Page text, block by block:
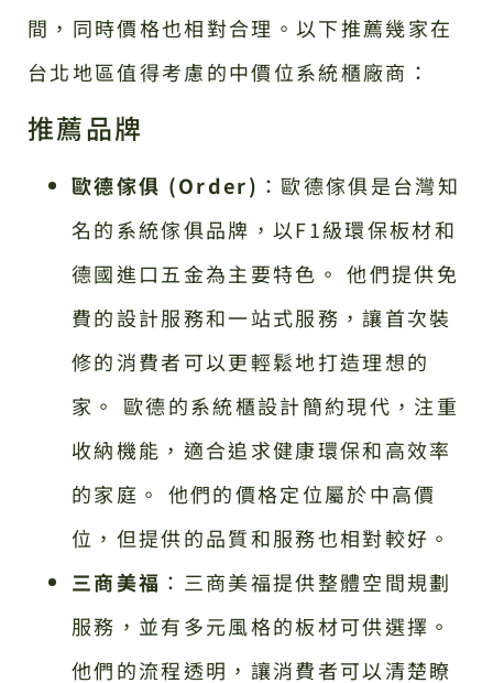
間，同時價格也相對合理。以下推薦幾家在
台北地區值得考慮的中價位系統櫃廠商：
推薦品牌
歐德傢俱 (Order) ：歐德傢俱是台灣知
名的系統傢俱品牌，以F1級環保板材和
德國進口五金為主要特色。 他們提供免
費的設計服務和一站式服務，讓首次裝
修的消費者可以更輕鬆地打造理想的
家。 歐德的系統櫃設計簡約現代，注重
收納機能，適合追求健康環保和高效率
的家庭。 他們的價格定位屬於中高價
位，但提供的品質和服務也相對較好。
三商美福 ：三商美福提供整體空間規劃
服務，並有多元風格的板材可供選擇。
他們的流程透明，讓消費者可以清楚瞭